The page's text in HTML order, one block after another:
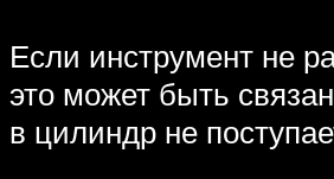
Если инструмент не
это может быть
в цилиндр не